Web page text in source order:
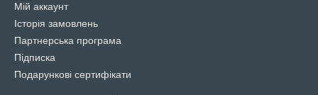
Мій аккаунт
Історія замовлень
Партнерська програма
Підписка
Подарункові сертифікати